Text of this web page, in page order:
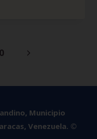
Municipio
Venezuela. ©